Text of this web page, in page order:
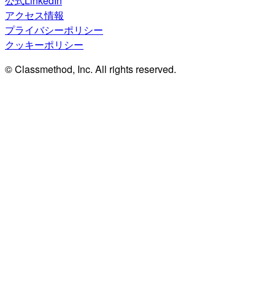
アクセス情報
プライバシーポリシー
クッキーポリシー
© Classmethod, Inc. All rights reserved.